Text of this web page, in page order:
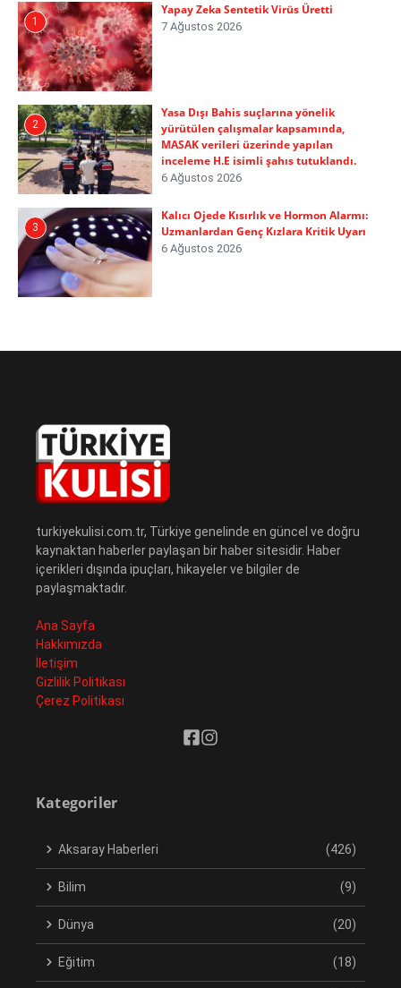
1
Yapay Zeka Sentetik Virüs Üretti
7 Ağustos 2026
2
Yasa Dışı Bahis suçlarına yönelik
yürütülen çalışmalar kapsamında,
MASAK verileri üzerinde yapılan
inceleme H.E isimli şahıs tutuklandı.
6 Ağustos 2026
3
Kalıcı Ojede Kısırlık ve Hormon Alarmı:
Uzmanlardan Genç Kızlara Kritik Uyarı
6 Ağustos 2026
turkiyekulisi.com.tr, Türkiye genelinde en güncel ve doğru
kaynaktan haberler paylaşan bir haber sitesidir. Haber
içerikleri dışında ipuçları, hikayeler ve bilgiler de
paylaşmaktadır.
Ana Sayfa
Hakkımızda
İletişim
Gizlilik Politikası
Çerez Politikası
Kategoriler
Aksaray Haberleri (426)
Bilim (9)
Dünya (20)
Eğitim (18)